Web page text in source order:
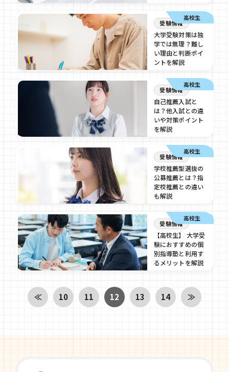
高校生
受験情報
大学受験対策は独
学では無理？難し
い理由と判断ポイ
ントを解説
高校生
受験情報
自己推薦入試と
は？他入試との違
いや対策ポイント
を解説
高校生
受験情報
学校推薦型選抜の
公募推薦とは？指
定校推薦との違い
も解説
高校生
受験情報
【高校生】 大学受
験におすすめの個
別指導塾と利用す
るメリットを解説
≪ 10 11 12 13 14 ≫